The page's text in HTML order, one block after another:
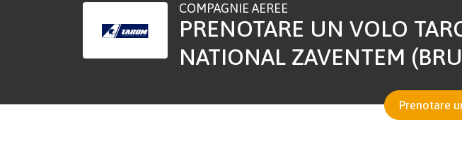
COMPAGNIE AEREE
PRENOTARE UN VOLO
NATIONAL ZAVENTEM
Prenotare